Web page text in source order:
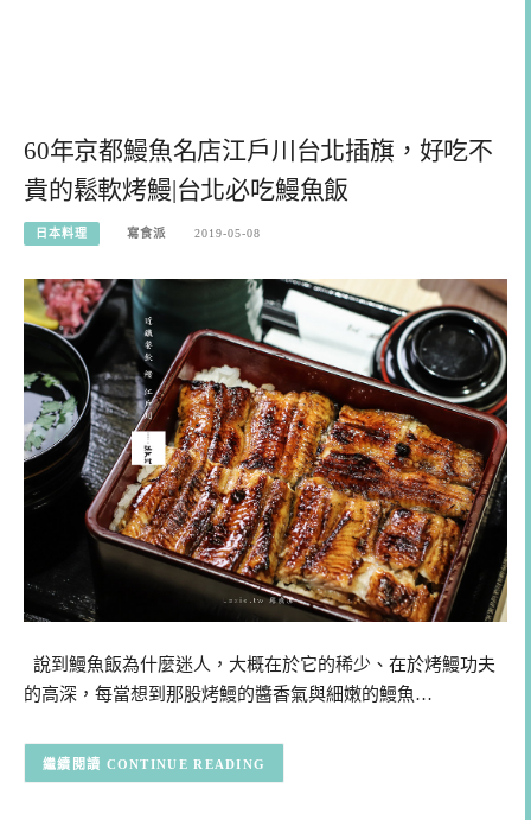
60年京都鰻魚名店江戶川台北插旗，好吃不
貴的鬆軟烤鰻|台北必吃鰻魚飯
日本料理 寫食派 2019-05-08
說到鰻魚飯為什麼迷人，大概在於它的稀少、在於烤鰻功夫
的高深，每當想到那股烤鰻的醬香氣與細嫩的鰻魚…
CONTINUE READING